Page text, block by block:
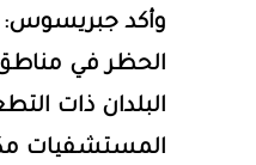
وأكد جبريسوس:
الحظر في مناطق
البلدان ذات
المستشفيات